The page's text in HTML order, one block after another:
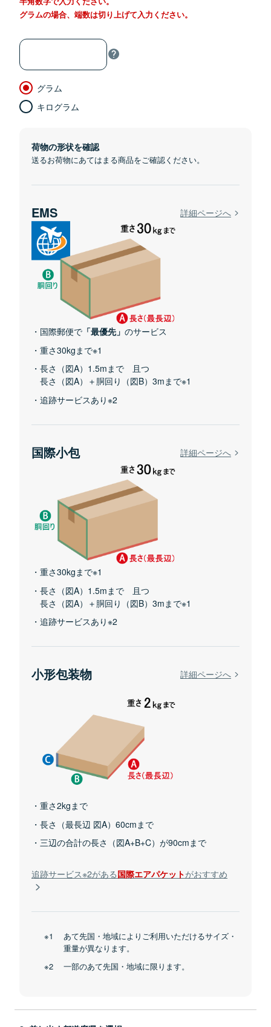
グラムの場合、端数は切り上げて入力ください。
グラム
キログラム
荷物の形状を確認
送るお荷物にあてはまる商品をご確認ください。
EMS 詳細ページへ
国際郵便で 「最優先」 のサービス
重さ30kgまで※1
長さ（図A）1.5mまで 且つ
長さ（図A）＋胴回り（図B）3mまで※1
追跡サービスあり※2
国際小包 詳細ページへ
重さ30kgまで※1
長さ（図A）1.5mまで 且つ
長さ（図A）＋胴回り（図B）3mまで※1
追跡サービスあり※2
小形包装物 詳細ページへ
重さ2kgまで
長さ（最長辺 図A）60cmまで
三辺の合計の長さ（図A+B+C）が90cmまで
追跡サービス※2がある国際エアパケットがおすすめ
あて先国・地域によりご利用いただけるサイズ・
重量が異なります。
一部のあて先国・地域に限ります。